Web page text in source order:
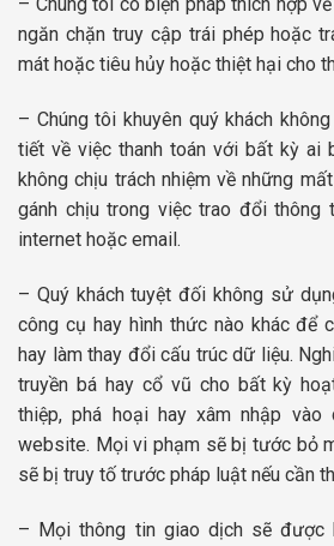
ngăn chặn truy cập trái phép hoặc
mát hoặc tiêu hủy hoặc thiệt hại cho
– Chúng tôi khuyên quý khách
tiết về việc thanh toán với bất kỳ ai
không chịu trách nhiệm về những
gánh chịu trong việc trao đổi thông
internet hoặc email.
– Quý khách tuyệt đối không sử
công cụ hay hình thức nào khác để
hay làm thay đổi cấu trúc dữ liệu.
truyền bá hay cổ vũ cho bất kỳ
thiệp, phá hoại hay xâm nhập
website. Mọi vi phạm sẽ bị tước bỏ
sẽ bị truy tố trước pháp luật nếu cần
– Mọi thông tin giao dịch sẽ được